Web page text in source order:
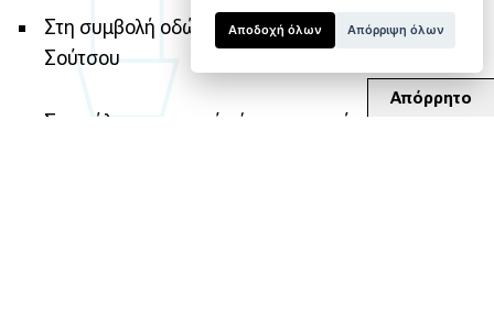
Απόρρητο
Στη συμβολή οδών Κωνσταντίνου Καραμανλή και
Σούτσου
Στο μώλο, στο σημείο όπου εκκινούν τα
Αποδοχή όλων Απόρριψη όλων